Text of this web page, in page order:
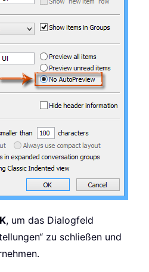
, um das Dialogfeld
zu schließen und